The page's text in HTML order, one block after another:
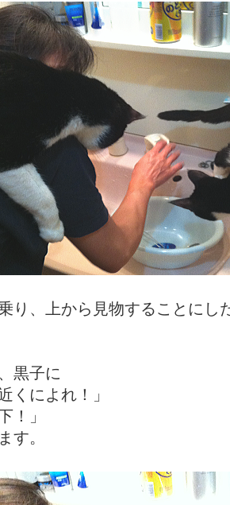
り、上から見物することにし
黒子に
くによれ！」
！」
す。